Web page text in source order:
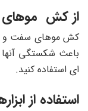
از کش موهای
کش موهای سفت و
باعث شکستگی
ای استفاده کنید.
استفاده از